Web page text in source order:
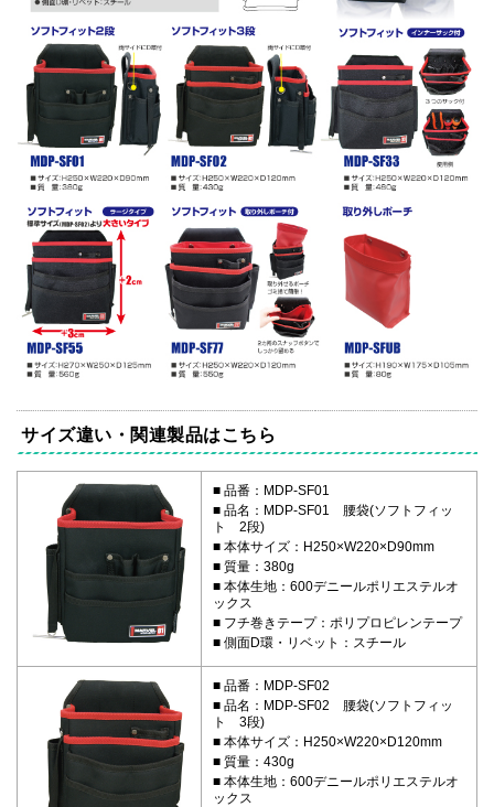
サイズ違い・関連製品はこちら
品番：MDP-SF01
品名：MDP-SF01 腰袋(ソフトフィッ
ト 2段)
本体サイズ：H250×W220×D90mm
質量：380g
本体生地：600デニールポリエステルオ
ックス
フチ巻きテープ：ポリプロピレンテープ
側面D環・リベット：スチール
品番：MDP-SF02
品名：MDP-SF02 腰袋(ソフトフィッ
ト 3段)
本体サイズ：H250×W220×D120mm
質量：430g
本体生地：600デニールポリエステルオ
ックス